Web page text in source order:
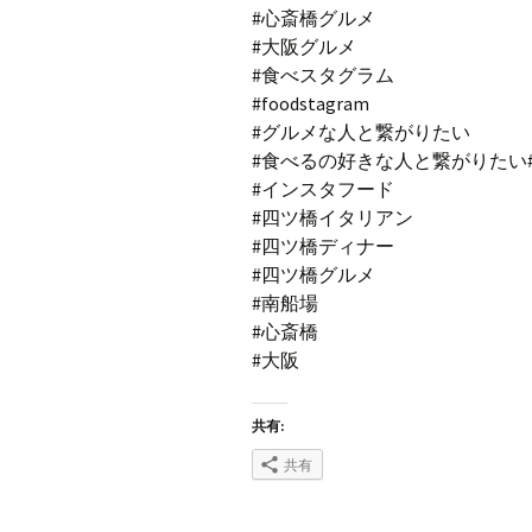
#心斎橋グルメ
#大阪グルメ
#食べスタグラム
#foodstagram
#グルメな人と繋がりたい
#食べるの好きな人と繋がりた
#インスタフード
#四ツ橋イタリアン
#四ツ橋ディナー
#四ツ橋グルメ
#南船場
#心斎橋
#大阪
共有:
共有